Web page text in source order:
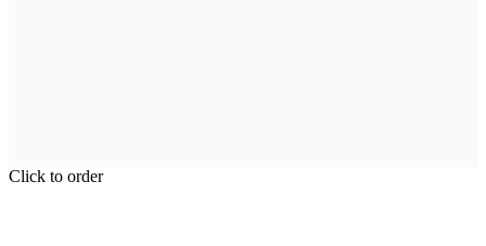
Click to order